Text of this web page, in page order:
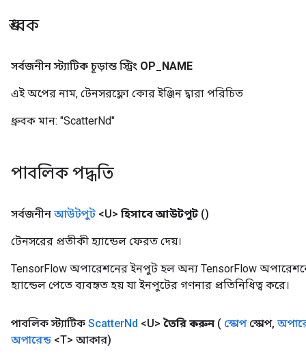
ধ্রুবক
সর্বজনীন স্ট্যাটিক চূড়ান্ত স্ট্রিং OP NAME
এই অপের নাম, টেনসরফ্লো কোর ইঞ্জিন দ্বারা পরিচিত
ধ্রুবক মান: "ScatterNd"
পাবলিক পদ্ধতি
সর্বজনীন আউটপুট <U> হিসাবে আউটপুট ()
টেনসরের প্রতীকী হ্যান্ডেল ফেরত দেয়।
TensorFlow অপারেশনের ইনপুট হল অন্য TensorFlow
হ্যান্ডেল পেতে ব্যবহৃত হয় যা ইনপুটের গণনার প্রতিনিধিত্ব করে।
পাবলিক স্ট্যাটিক ScatterNd <U> তৈরি করুন ( স্কোপস্কোপ,
অপারেন্ড <T> আকার)